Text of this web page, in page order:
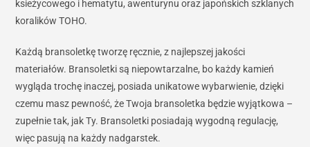
ksieżycowego i hematytu, awenturynu oraz japońskich szklanych
koralików TOHO.
Każdą bransoletkę tworzę ręcznie, z najlepszej jakości
materiałów. Bransoletki są niepowtarzalne, bo każdy kamień
wygląda trochę inaczej, posiada unikatowe wybarwienie, dzięki
czemu masz pewność, że Twoja bransoletka będzie wyjątkowa –
zupełnie tak, jak Ty. Bransoletki posiadają wygodną regulację,
więc pasują na każdy nadgarstek.